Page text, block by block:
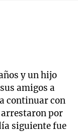
y un hijo
amigos a
continuar con
por
siguiente fue